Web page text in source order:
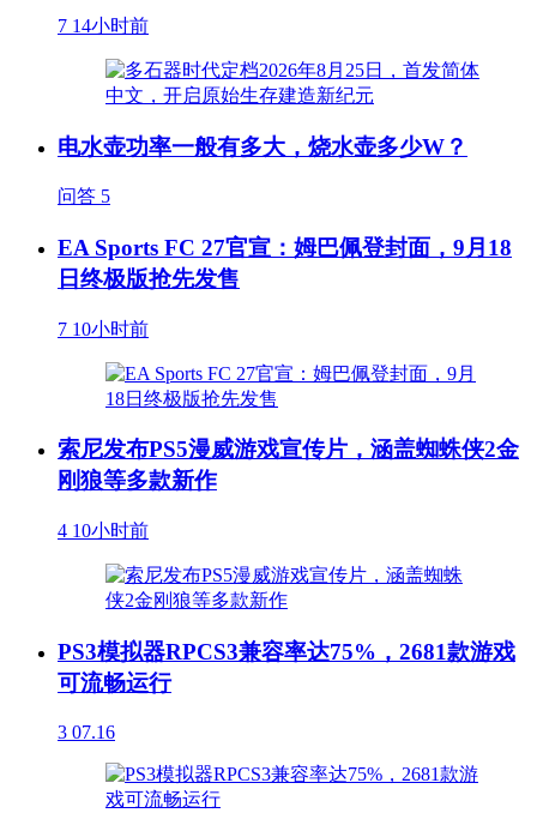
7 14小时前
电水壶功率一般有多大，烧水壶多少W？
问答 5
EA Sports FC 27官宣：姆巴佩登封面，9月18
日终极版抢先发售
7 10小时前
索尼发布PS5漫威游戏宣传片，涵盖蜘蛛侠2金
刚狼等多款新作
4 10小时前
PS3模拟器RPCS3兼容率达75%，2681款游戏
可流畅运行
3 07.16